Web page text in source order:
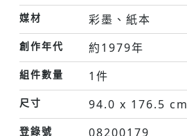
媒材 彩墨、紙本
創作年代 約1979年
組件數量 1件
尺寸 94.0 x 176.5 cm
登錄號 08200179